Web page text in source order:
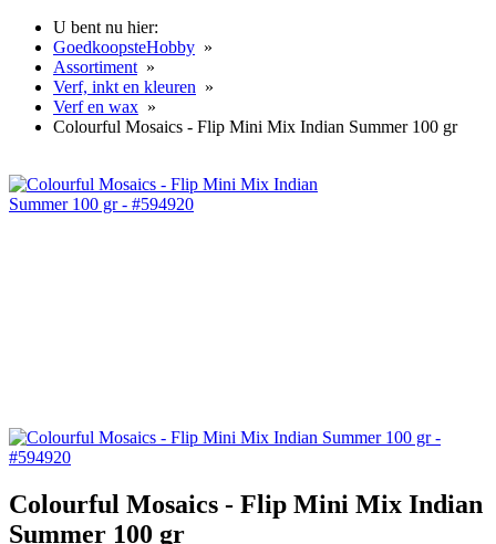
U bent nu hier:
GoedkoopsteHobby »
Assortiment »
Verf, inkt en kleuren »
Verf en wax »
Colourful Mosaics - Flip Mini Mix Indian Summer 100 gr
Colourful Mosaics - Flip Mini Mix Indian
Summer 100 gr